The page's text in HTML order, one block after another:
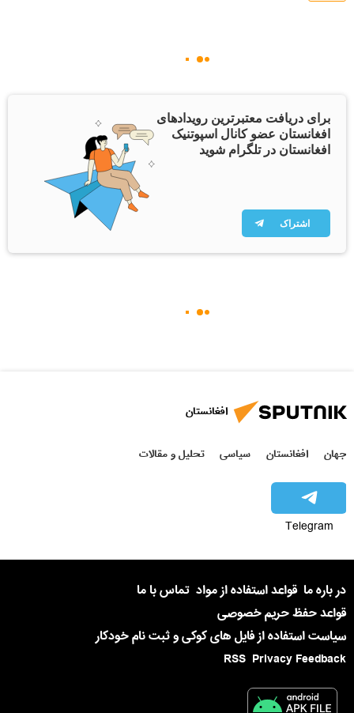
برای دریافت معتبرترین رویدادهای
افغانستان عضو کانال اسپوتنیک
افغانستان در تلگرام شوید
اشتراک
افغانستان
جهان افغانستان سیاسی تحلیل و مقالات
Telegram
در باره ما قواعد استفاده از مواد تماس با ما
قواعد حفظ حریم خصوصی
سیاست استفاده از فایل های کوکی و ثبت نام خودکار
Privacy Feedback
RSS